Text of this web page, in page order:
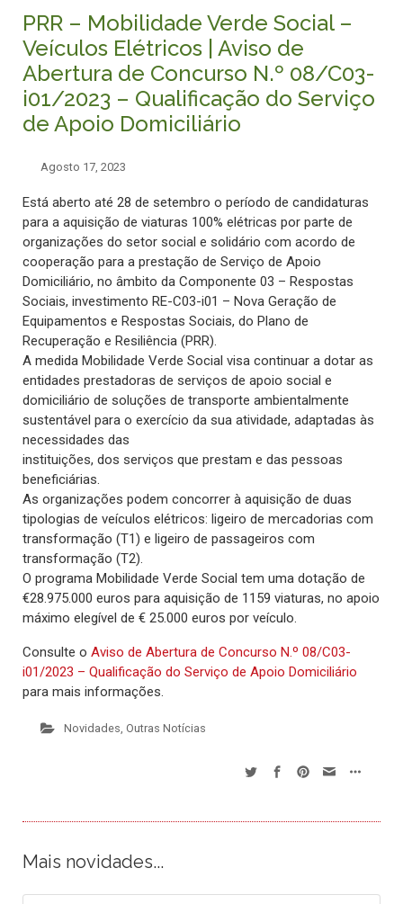
PRR – Mobilidade Verde Social –
Veículos Elétricos | Aviso de
Abertura de Concurso N.º 08/C03-
i01/2023 – Qualificação do Serviço
de Apoio Domiciliário
Agosto 17, 2023
Está aberto até 28 de setembro o período de candidaturas
para a aquisição de viaturas 100% elétricas por parte de
organizações do setor social e solidário com acordo de
cooperação para a prestação de Serviço de Apoio
Domiciliário, no âmbito da Componente 03 – Respostas
Sociais, investimento RE-C03-i01 – Nova Geração de
Equipamentos e Respostas Sociais, do Plano de
Recuperação e Resiliência (PRR).
A medida Mobilidade Verde Social visa continuar a dotar as
entidades prestadoras de serviços de apoio social e
domiciliário de soluções de transporte ambientalmente
sustentável para o exercício da sua atividade, adaptadas às
necessidades das
instituições, dos serviços que prestam e das pessoas
beneficiárias.
As organizações podem concorrer à aquisição de duas
tipologias de veículos elétricos: ligeiro de mercadorias com
transformação (T1) e ligeiro de passageiros com
transformação (T2).
O programa Mobilidade Verde Social tem uma dotação de
€28.975.000 euros para aquisição de 1159 viaturas, no apoio
máximo elegível de € 25.000 euros por veículo.
Consulte o Aviso de Abertura de Concurso N.º 08/C03-
i01/2023 – Qualificação do Serviço de Apoio Domiciliário
para mais informações.
Novidades Outras Notícias
Mais novidades...